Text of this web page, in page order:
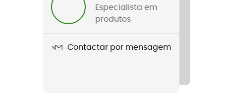
Especialista em
produtos
Contactar por mensagem